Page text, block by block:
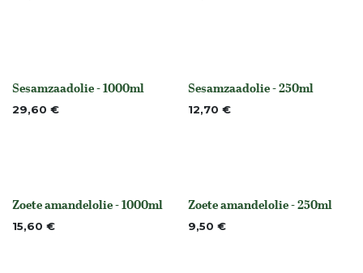
None
Sesamzaadolie - 1000ml
29,60 € None
Sesamzaadolie - 250ml
12,70 €
None
Zoete amandelolie - 1000ml
15,60 € None
Zoete amandelolie - 250ml
9,50 €